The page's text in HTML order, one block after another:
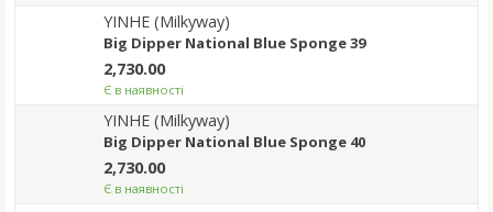
YINHE (Milkyway)
Big Dipper National Blue Sponge 39
2,730.00
Є в наявності
YINHE (Milkyway)
Big Dipper National Blue Sponge 40
2,730.00
Є в наявності